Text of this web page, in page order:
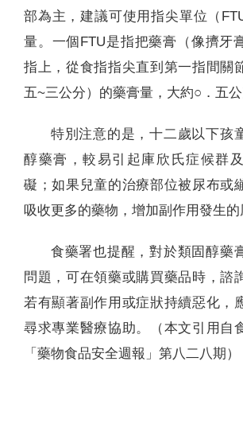
部為主，建議可使用指尖單位（
量。一個FTU是指把藥膏（像擠牙
指上，從食指指尖直到第一指間關
五~三公分）的藥膏量，大約○．五公
特別注意的是，十二歲以下孩
醇藥膏，較易引起庫欣氏症候群
礙；如果兒童的治療部位被尿布或
吸收更多的藥物，增加副作用發生的
食藥署也提醒，對於類固醇藥
問題，可在領藥或購買藥品時，諮
若有顯著副作用或症狀持續惡化，
尋求專業醫療協助。（本文引用自
「藥物食品安全週報」第八二八期）